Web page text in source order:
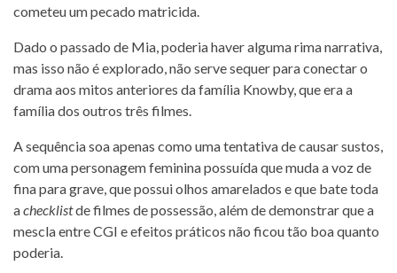
cometeu um pecado matricida.
Dado o passado de Mia, poderia haver alguma rima narrativa,
mas isso não é explorado, não serve sequer para conectar o
drama aos mitos anteriores da família Knowby, que era a
família dos outros três filmes.
A sequência soa apenas como uma tentativa de causar sustos,
com uma personagem feminina possuída que muda a voz de
fina para grave, que possui olhos amarelados e que bate toda
achecklistde filmes de possessão, além de demonstrar que a
mescla entre CGI e efeitos práticos não ficou tão boa quanto
poderia.